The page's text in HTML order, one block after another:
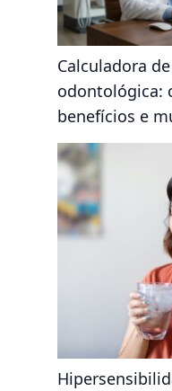
Calculadora
odontológica:
benefícios e